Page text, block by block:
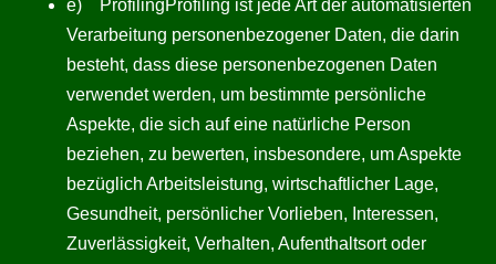
e) ProfilingProfiling ist jede Art der automatisierten
Verarbeitung personenbezogener Daten, die darin
besteht, dass diese personenbezogenen Daten
verwendet werden, um bestimmte persönliche
Aspekte, die sich auf eine natürliche Person
beziehen, zu bewerten, insbesondere, um Aspekte
bezüglich Arbeitsleistung, wirtschaftlicher Lage,
Gesundheit, persönlicher Vorlieben, Interessen,
Zuverlässigkeit, Verhalten, Aufenthaltsort oder